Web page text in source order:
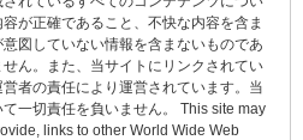
が正確であること、不快な内容を含ま
図していない情報を含まないものであ
ん。また、当サイトにリンクされてい
者の責任により運営されています。当
一切責任を負いません。 This site may
links to other World Wide Web